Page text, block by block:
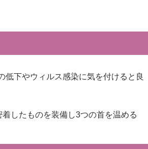
下やウィルス感染に気を付けると良
したものを装備し3つの首を温める